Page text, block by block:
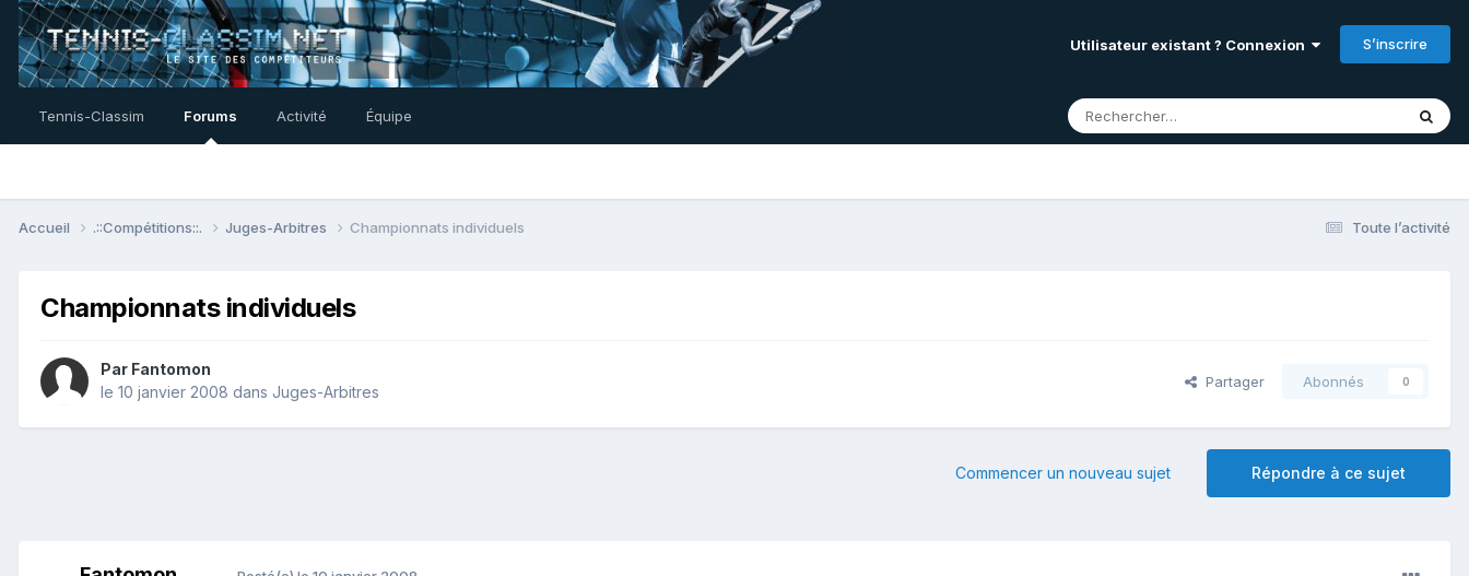
Utilisateur existant ? Connexion S’inscrire
Tennis-Classim Forums Activité Équipe
Toute l’activité
Accueil .::Compétitions::. Juges-Arbitres Championnats individuels
Championnats individuels
Par Fantomon
le 10 janvier 2008 dans Juges-Arbitres
Partager Abonnés 0
Répondre à ce sujet
Commencer un nouveau sujet